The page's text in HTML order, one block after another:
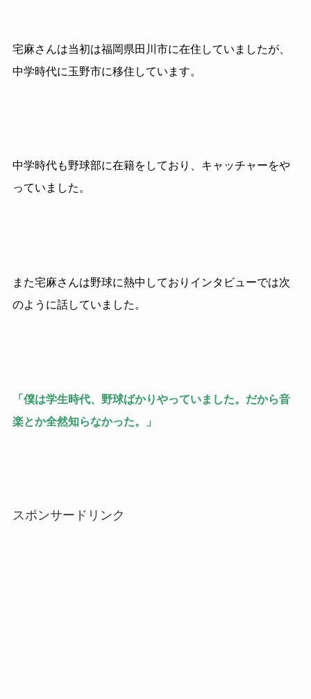
宅麻さんは当初は福岡県田川市に在住していましたが、
中学時代に玉野市に移住しています。
中学時代も野球部に在籍をしており、キャッチャーをや
っていました。
また宅麻さんは野球に熱中しておりインタビューでは次
のように話していました。
「僕は学生時代、野球ばかりやっていました。だから音
楽とか全然知らなかった。」
スポンサードリンク